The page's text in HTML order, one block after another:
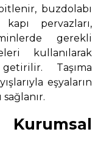
buzdolabı
pervazları,
gerekli
kullanılarak
Taşıma
eşyaların
Kurumsal